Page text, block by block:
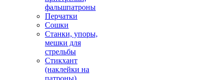
фальшпатроны
Перчатки
Сошки
Станки, упоры,
мешки для
стрельбы
Стикхант
(наклейки на
патроны)